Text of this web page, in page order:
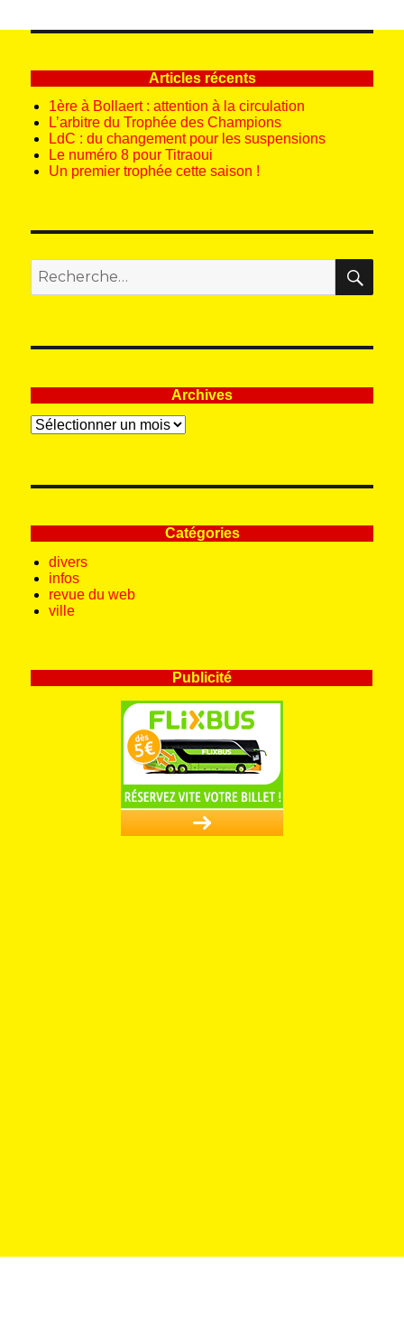
CÉD
E
ANT
Articles récents
1ère à Bollaert : attention à la circulation
L’arbitre du Trophée des Champions
LdC : du changement pour les suspensions
Le numéro 8 pour Titraoui
Un premier trophée cette saison !
Recherche
pour
:
Archives
Archives
Catégories
divers
infos
revue du web
ville